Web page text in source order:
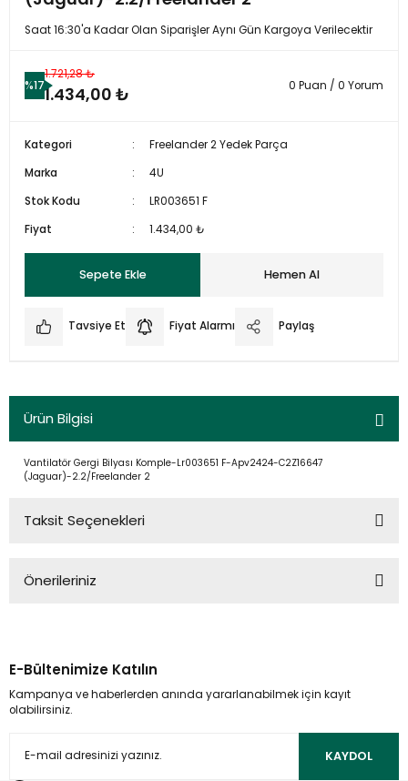
Saat 16:30'a Kadar Olan Siparişler Aynı Gün Kargoya Verilecektir
%17
1.721,28 ₺
1.434,00 ₺ 0 Puan / 0 Yorum
Kategori
Freelander 2 Yedek Parça
Marka
4U
Stok Kodu
LR003651 F
Fiyat
1.434,00 ₺
Sepete Ekle Hemen Al
Tavsiye Et Fiyat Alarmı Paylaş
Ürün Bilgisi
Vantilatör Gergi Bilyası Komple-Lr003651 F-Apv2424-C2Z16647
(Jaguar)-2.2/Freelander 2
Taksit Seçenekleri
Önerileriniz
kullanarak tarafımıza iletebilirsiniz.
Görüş ve önerileriniz için teşekkür ederiz.
Ürün açıklamasında eksik bilgiler bulunuyor.
E-Bültenimize Katılın
Kampanya ve haberlerden anında yararlanabilmek için kayıt
olabilirsiniz.
KAYDOL